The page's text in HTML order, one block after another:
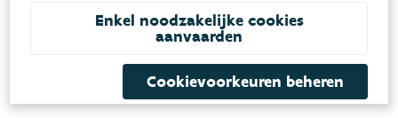
VOLG VMM OP SOCIALE MEDIA
Enkel noodzakelijke cookies
aanvaarden
Cookievoorkeuren beheren